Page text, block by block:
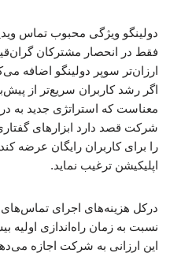
دولینگو ویژگی محبوب تماس
فقط در انحصار مشترکان
ارزان‌تر سوپر دولینگو اضافه
معناست که استراتژی جدید به
شرکت قصد دارد ابزارهای
را برای کاربران رایگان عرضه کند
اپلیکیشن ترغیب نماید.
درکل هزینه‌های اجرای
نسبت به زمان راه‌اندازی اولیه
این ارزانی به شرکت اجازه